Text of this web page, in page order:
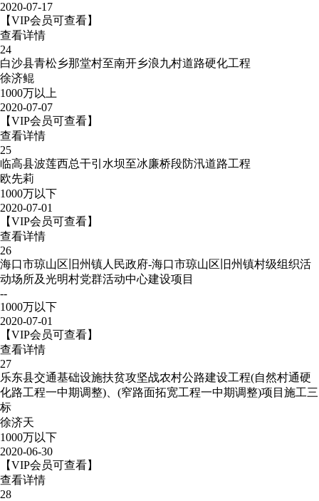
2020-07-17
【VIP会员可查看】
查看详情
24
白沙县青松乡那堂村至南开乡浪九村道路硬化工程
徐济鲲
1000万以上
2020-07-07
【VIP会员可查看】
查看详情
25
临高县波莲西总干引水坝至冰廉桥段防汛道路工程
欧先莉
1000万以下
2020-07-01
【VIP会员可查看】
查看详情
26
海口市琼山区旧州镇人民政府-海口市琼山区旧州镇村级组织活
动场所及光明村党群活动中心建设项目
--
1000万以下
2020-07-01
【VIP会员可查看】
查看详情
27
乐东县交通基础设施扶贫攻坚战农村公路建设工程(自然村通硬
化路工程一中期调整)、(窄路面拓宽工程一中期调整)项目施工三
标
徐济天
1000万以下
2020-06-30
【VIP会员可查看】
查看详情
28